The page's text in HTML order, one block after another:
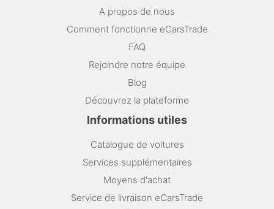
A propos de nous
Comment fonctionne eCarsTrade
FAQ
Rejoindre notre équipe
Blog
Découvrez la plateforme
Informations utiles
Catalogue de voitures
Services supplémentaires
Moyens d'achat
Service de livraison eCarsTrade